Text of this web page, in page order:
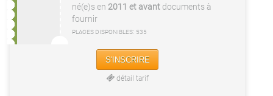
né(e)s en 2011 et avant documents à
fournir
PLACES DISPONIBLES: 535
S'INSCRIRE
détail tarif